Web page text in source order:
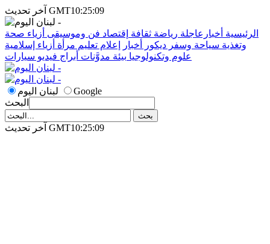
آخر تحديث GMT10:25:09
الرئيسية أخبارعاجلة رياضة ثقافة إقتصاد فن وموسيقى أزياء صحة
وتغذية سياحة وسفر ديكور أخبار إعلام تعليم مرأة أزياء إسلامية
علوم وتكنولوجيا بيئة مدوَّنات أبراج فيديو سيارات
لبنان اليوم
Google
البحث
آخر تحديث GMT10:25:09